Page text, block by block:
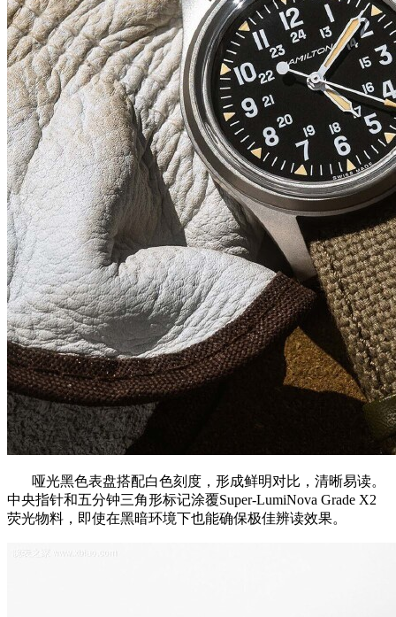
哑光黑色表盘搭配白色刻度，形成鲜明对比，清晰易读。
中央指针和五分钟三角形标记涂覆Super-LumiNova Grade X2
荧光物料，即使在黑暗环境下也能确保极佳辨读效果。